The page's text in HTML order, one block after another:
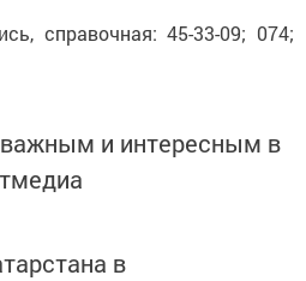
справочная: 45-33-09; 074;
и интересным в
в